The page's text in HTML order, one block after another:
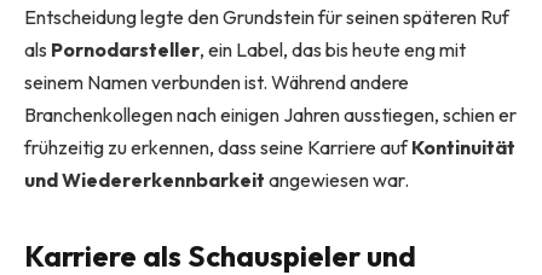
Entscheidung legte den Grundstein für seinen späteren Ruf
als Pornodarsteller, ein Label, das bis heute eng mit
seinem Namen verbunden ist. Während andere
Branchenkollegen nach einigen Jahren ausstiegen, schien er
frühzeitig zu erkennen, dass seine Karriere aufKontinuität
und Wiedererkennbarkeit angewiesen war.
Karriere als Schauspieler und